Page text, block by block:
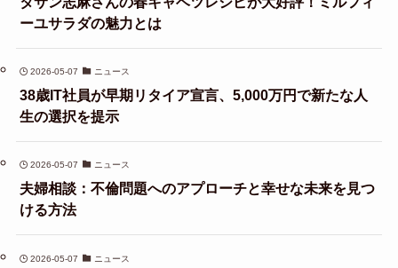
ーユサラダの魅力とは
2026-05-07 ニュース
38歳IT社員が早期リタイア宣言、5,000万円で新たな人
生の選択を提示
2026-05-07 ニュース
夫婦相談：不倫問題へのアプローチと幸せな未来を見つ
ける方法
2026-05-07 ニュース